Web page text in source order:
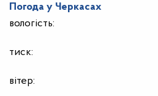
Погода у Черкасах
вологість:
тиск:
вітер: